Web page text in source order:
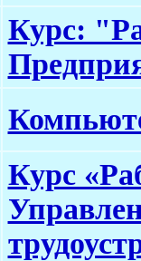
Курс:
Курс